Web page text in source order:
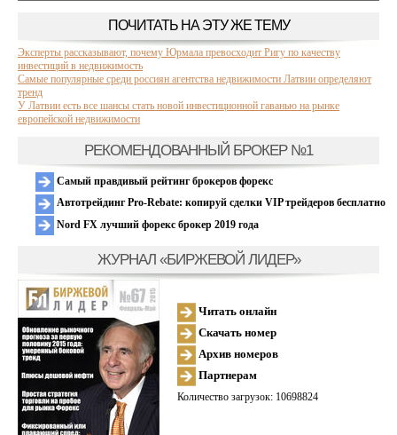
ПОЧИТАТЬ НА ЭТУ ЖЕ ТЕМУ
Эксперты рассказывают, почему Юрмала превосходит Ригу по качеству
инвестиций в недвижимость
Самые популярные среди россиян агентства недвижимости Латвии определяют
тренд
У Латвии есть все шансы стать новой инвестиционной гаванью на рынке
европейской недвижимости
РЕКОМЕНДОВАННЫЙ БРОКЕР №1
Самый правдивый рейтинг брокеров форекс
Автотрейдинг Pro-Rebate: копируй сделки VIP трейдеров бесплатно
Nord FX лучший форекс брокер 2019 года
ЖУРНАЛ «БИРЖЕВОЙ ЛИДЕР»
Читать онлайн
Скачать номер
Архив номеров
Партнерам
Количество загрузок: 10698824